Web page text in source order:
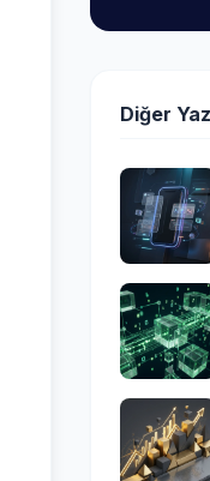
Diğer